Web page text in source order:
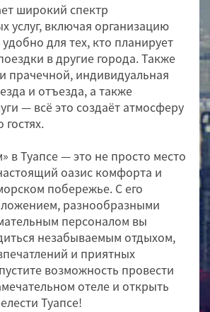
широкий спектр
услуг, включая организацию
для тех, кто планирует
в другие города. Также
прачечной, индивидуальная
и отъезда, а также
— всё это создаёт атмосферу
в Туапсе — это не просто место
оазис комфорта и
побережье. С его
разнообразными
персоналом вы
незабываемым отдыхом,
и приятных
возможность провести
отеле и открыть
Туапсе!